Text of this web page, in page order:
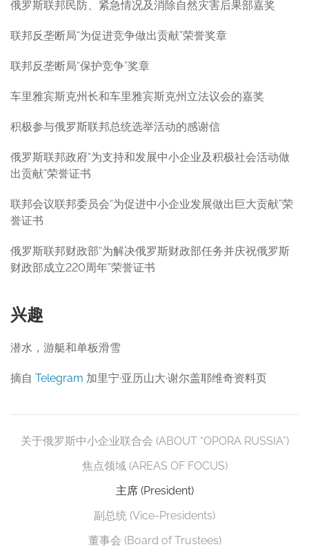
俄罗斯联邦民防、紧急情况及消除自然灾害后果部嘉奖
联邦反垄断局“为促进竞争做出贡献”荣誉奖章
联邦反垄断局“保护竞争”奖章
车里雅宾斯克州长和车里雅宾斯克州立法议会的嘉奖
积极参与俄罗斯联邦总统选举活动的感谢信
俄罗斯联邦政府“为支持和发展中小企业及积极社会活动做
出贡献”荣誉证书
联邦会议联邦委员会“为促进中小企业发展做出巨大贡献”荣
誉证书
俄罗斯联邦财政部“为解决俄罗斯财政部任务并庆祝俄罗斯
财政部成立220周年”荣誉证书
兴趣
潜水，游艇和单板滑雪
摘自 Telegram 加里宁·亚历山大·谢尔盖耶维奇资料页
关于俄罗斯中小企业联合会 (ABOUT “OPORA RUSSIA”)
焦点领域 (AREAS OF FOCUS)
主席 (President)
副总统 (Vice-Presidents)
董事会 (Board of Trustees)